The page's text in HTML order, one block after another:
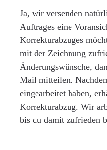
Ja, wir versenden
Auftrages eine
Korrekturabzuges
mit der Zeichnung
Änderungswünsche,
Mail mitteilen.
eingearbeitet haben,
Korrekturabzug. Wir
bis du damit zufrieden